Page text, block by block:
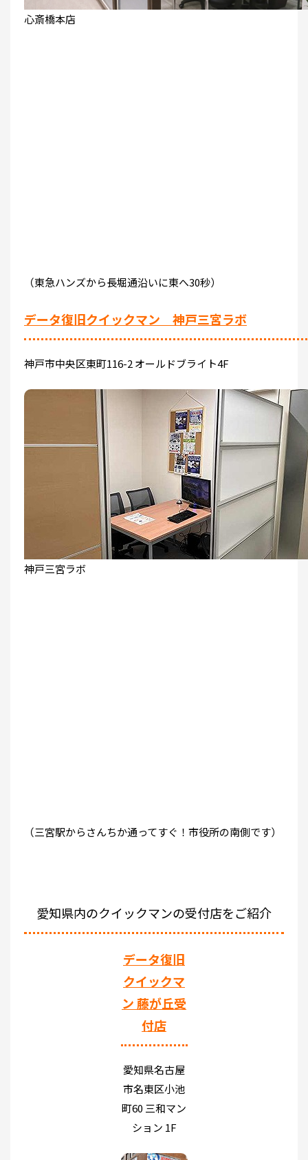
心斎橋本店
（東急ハンズから長堀通沿いに東へ30秒）
データ復旧クイックマン 神戸三宮ラボ
神戸市中央区東町116-2 オールドブライト4F
神戸三宮ラボ
（三宮駅からさんちか通ってすぐ！市役所の南側です）
愛知県内のクイックマンの受付店をご紹介
データ復旧
クイックマ
ン 藤が丘受
付店
愛知県名古屋
市名東区小池
町60 三和マン
ション 1F